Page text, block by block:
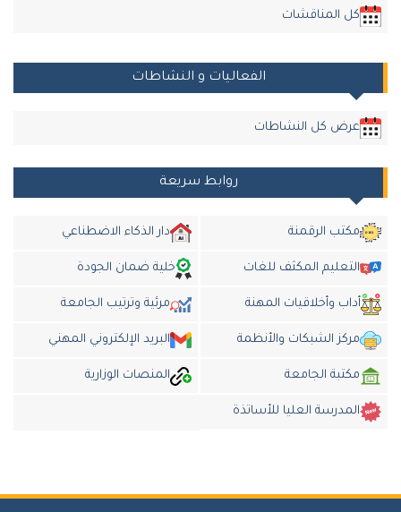
كل المناقشات
الفعاليات و النشاطات
عرض كل النشاطات
روابط سريعة
مكتب الرقمنة دار الذكاء الاضطناعي
التعليم المكثف للغات خلية ضمان الجودة
أداب وأخلاقيات المهنة مرئية وترتيب الجامعة
مركز الشبكات والأنظمة البريد الإلكتروني المهني
مكتبة الجامعة المنصات الوزارية
المدرسة العليا للأساتذة